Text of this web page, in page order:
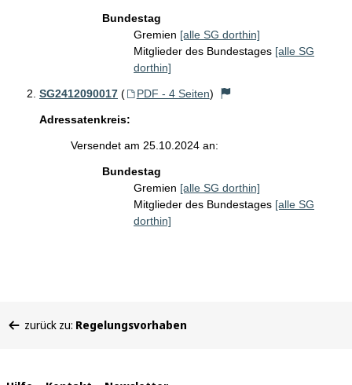
Bundestag
Gremien [alle SG dorthin]
Mitglieder des Bundestages [alle SG
dorthin]
SG2412090017 ( PDF - 4 Seiten)
Adressatenkreis:
Versendet am 25.10.2024 an:
Bundestag
Gremien [alle SG dorthin]
Mitglieder des Bundestages [alle SG
dorthin]
befinden
zurück zu: Regelungsvorhaben